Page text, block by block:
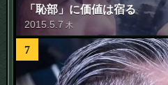
「恥部」に価値は宿る
2015.5.7 木
7